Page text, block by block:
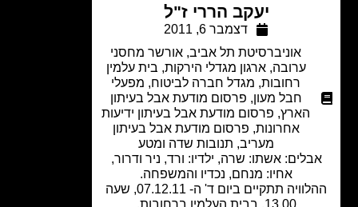
יעקב הררי ז"ל
דצמבר 6, 2011
אוניברסיטת תל אביב,אורשר מחסני
ארגון מגדלי הירקות ,בית עלמין
,מגדל חברה לביטוח,מפעלי
חבל מעון,פרסום מודעת אבל בעיתון
פרסום מודעת אבל בעיתון ידיעות
אחרונות,פרסום מודעת אבל בעיתון
תנובות שדה ומטע
אשתו: שרה, ילדיו: ורד, ניר ודרור,
אחיו: מנחם, נכדיו והמשפחה.
ההלוויה תתקיים ביום ד' ה- 07.12.11, שעה